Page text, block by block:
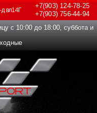
+7(903)124-78-25
+7(903)756-44-94
д вл14Г
с 10:00 до 18:00, суббота и